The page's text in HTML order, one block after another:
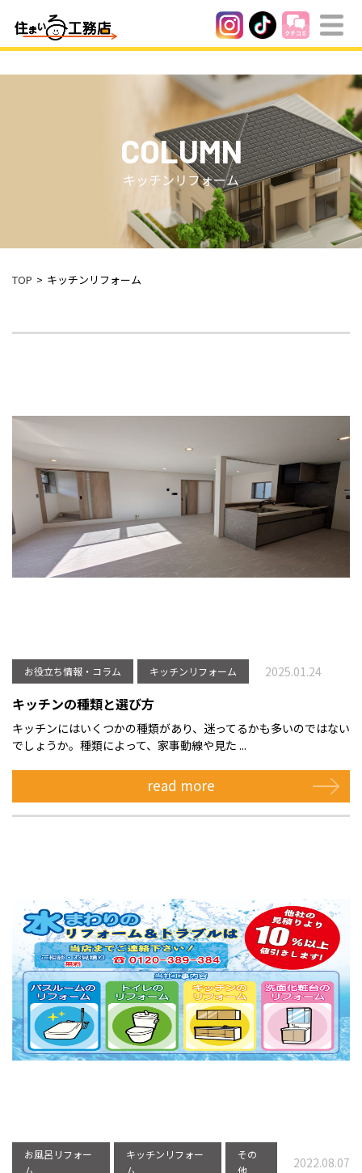
COLUMN
キッチンリフォーム
TOP キッチンリフォーム
read more
お役立ち情報・コラム キッチンリフォーム 2025.01.24
キッチンの種類と選び方
キッチンにはいくつかの種類があり、迷ってるかも多いのではない
でしょうか。種類によって、家事動線や見た ...
お風呂リフォー
ム
キッチンリフォー
ム
その
他
2022.08.07